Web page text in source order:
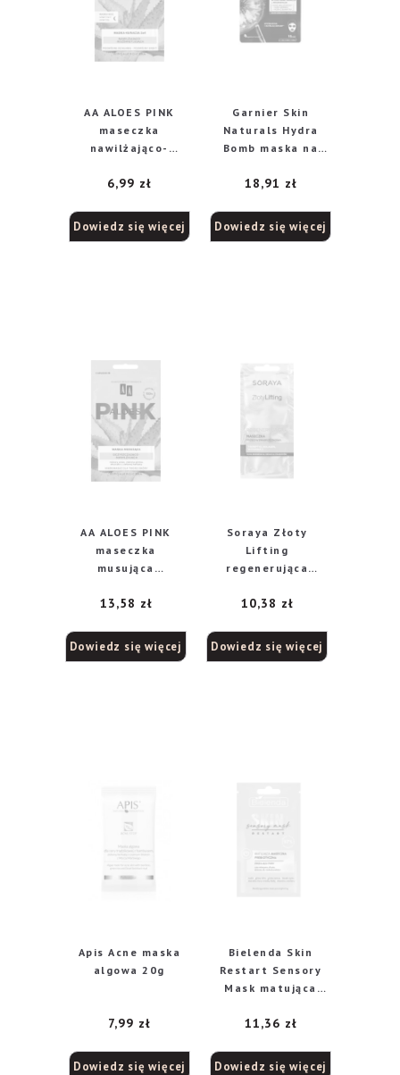
AA ALOES PINK
maseczka
nawilżająco-
maska-kuracja 2w1
6,99 zł
Dowiedz się więcej
Garnier Skin
Naturals Hydra
Bomb maska na
g
18,91 zł
Dowiedz się więcej
AA ALOES PINK
maseczka
musująca
nawilżająca, 18 ml
13,58 zł
Dowiedz się więcej
Soraya Złoty
Lifting
regenerująca
przeciwzmarszczk
10,38 zł
Dowiedz się więcej
Apis Acne maska
algowa 20g
7,99 zł
Dowiedz się więcej
Bielenda Skin
Restart Sensory
Mask matująca
prebiotyczna, 8 g
11,36 zł
Dowiedz się więcej